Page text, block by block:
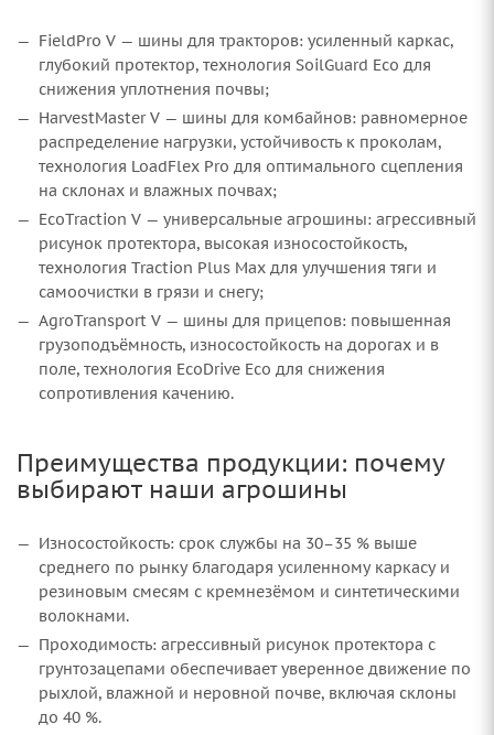
FieldPro V — шины для тракторов: усиленный каркас,
глубокий протектор, технология SoilGuard Eco для
снижения уплотнения почвы;
HarvestMaster V — шины для комбайнов: равномерное
распределение нагрузки, устойчивость к проколам,
технология LoadFlex Pro для оптимального сцепления
на склонах и влажных почвах;
EcoTraction V — универсальные агрошины: агрессивный
рисунок протектора, высокая износостойкость,
технология Traction Plus Max для улучшения тяги и
самоочистки в грязи и снегу;
AgroTransport V — шины для прицепов: повышенная
грузоподъёмность, износостойкость на дорогах и в
поле, технология EcoDrive Eco для снижения
сопротивления качению.
Преимущества продукции: почему
выбирают наши агрошины
Износостойкость: срок службы на 30–35 % выше
среднего по рынку благодаря усиленному каркасу и
резиновым смесям с кремнезёмом и синтетическими
волокнами.
Проходимость: агрессивный рисунок протектора с
грунтозацепами обеспечивает уверенное движение по
рыхлой, влажной и неровной почве, включая склоны
до 40 %.